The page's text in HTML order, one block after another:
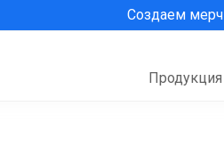
Продукция
Создаем мерч